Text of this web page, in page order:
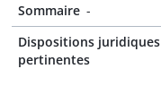
Sommaire -
Dispositions juridiques
pertinentes